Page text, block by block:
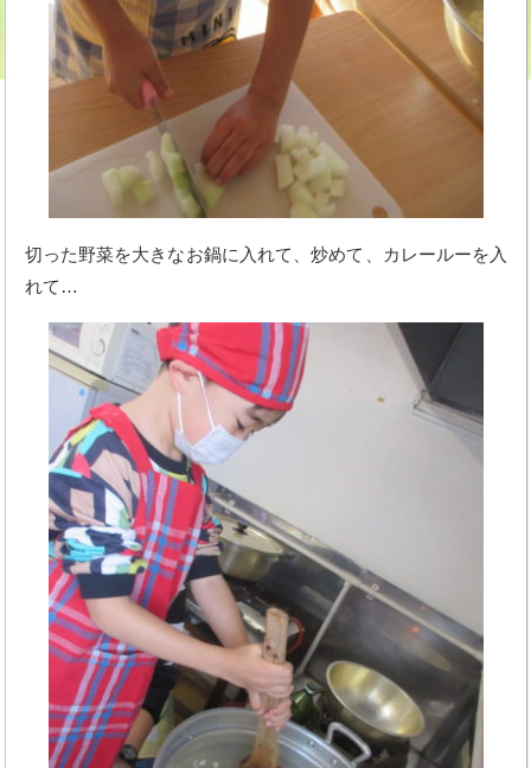
切った野菜を大きなお鍋に入れて、炒めて、カレールーを入
れて…